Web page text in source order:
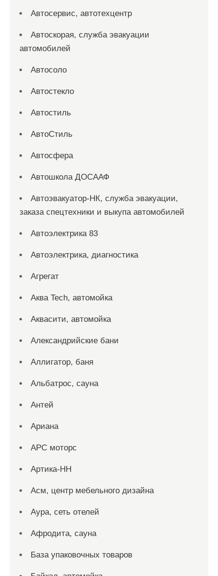
Автосервис, автотехцентр
Автоскорая, служба эвакуации
автомобилей
Автосоло
Автостекло
Автостиль
АвтоСтиль
Автосфера
Автошкола ДОСААФ
Автоэвакуатор-НК, служба эвакуации,
заказа спецтехники и выкупа автомобилей
Автоэлектрика 83
Автоэлектрика, диагностика
Агрегат
Аква Tech, автомойка
Аквасити, автомойка
Александрийские бани
Аллигатор, баня
Альбатрос, сауна
Антей
Ариана
АРС моторс
Артика-НН
Асм, центр мебельного дизайна
Аура, сеть отелей
Афродита, сауна
База упаковочных товаров